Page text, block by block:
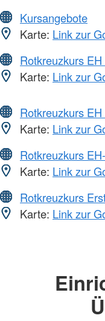
Kursangebote
Karte: Link zur
Rotkreuzkurs
Karte: Link zur
Rotkreuzkurs
Karte: Link zur
Rotkreuzkurs
Karte: Link zur
Rotkreuzkurs
Karte: Link zur